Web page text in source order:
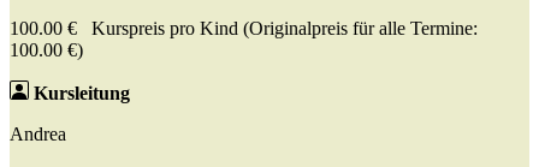
100.00 € Kurspreis pro Kind (Originalpreis für alle Termine:
100.00 €)
Kursleitung
Andrea